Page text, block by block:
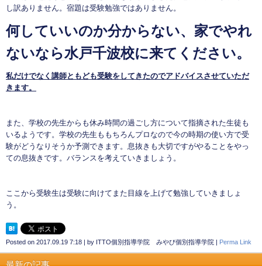
し訳ありません。宿題は受験勉強ではありません。
何していいのか分からない、家でやれ
ないなら水戸千波校に来てください。
私だけでなく講師ともども受験をしてきたのでアドバイスさせていただ
きます。
また、学校の先生からも休み時間の過ごし方について指摘された生徒も
いるようです。学校の先生ももちろんプロなので今の時期の使い方で受
験がどうなりそうか予測できます。息抜きも大切ですがやることをやっ
ての息抜きです。バランスを考えていきましょう。
ここから受験生は受験に向けてまた目線を上げて勉強していきましょ
う。
Posted on 2017.09.19 7:18 | by ITTO個別指導学院 みやび個別指導学院 | Perma Link